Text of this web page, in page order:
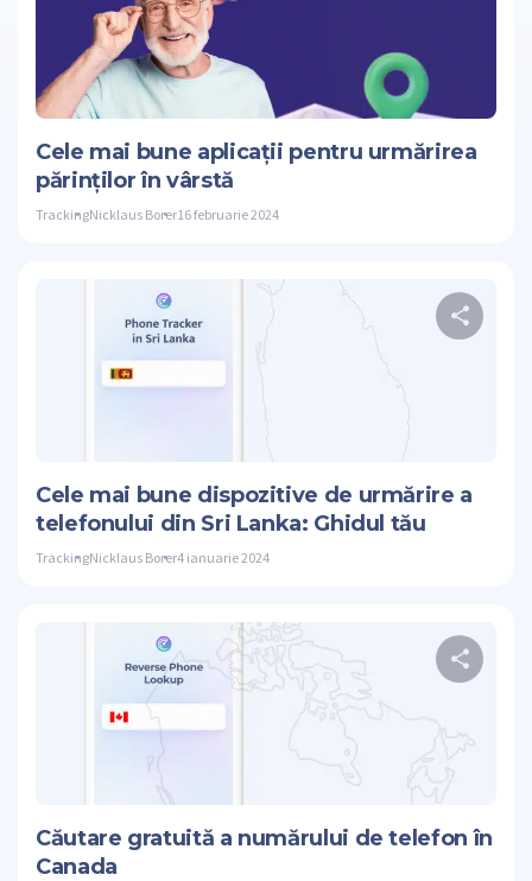
Stare de
Cele mai bune aplicații pentru urmărirea
părinților în vârstă
TrackingNicklaus Borer16 februarie 2024
Cele mai bune dispozitive de urmărire a
telefonului din Sri Lanka: Ghidul tău
TrackingNicklaus Borer4 ianuarie 2024
Căutare gratuită a numărului de telefon în
Canada